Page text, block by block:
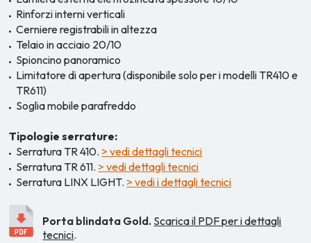
Rinforzi interni verticali
Cerniere registrabili in altezza
Telaio in acciaio 20/10
Spioncino panoramico
Limitatore di apertura (disponibile solo per i modelli TR410 e
TR611)
Soglia mobile parafreddo
Tipologie serrature:
Serratura TR 410. > vedi dettagli tecnici
Serratura TR 611. > vedi dettagli tecnici
Serratura LINX LIGHT. > vedi i dettagli tecnici
Porta blindata Gold. Scarica il PDF per i dettagli
tecnici.